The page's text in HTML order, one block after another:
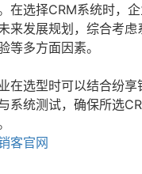
在选择CRM系统时，
来发展规划，综合考虑
等多方面因素。
在选型时可以结合纷
系统测试，确保所选
客官网